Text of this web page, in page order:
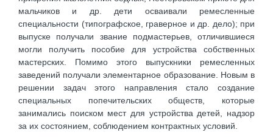
мальчиков и др. дети осваивали ремесленные
специальности (типографское, граверное и др. дело); при
выпуске получали звание подмастерьев, отличившиеся
могли получить пособие для устройства собственных
мастерских. Помимо этого выпускники ремесленных
заведений получали элементарное образование. Новым в
решении задач этого направления стало создание
специальных попечительских обществ, которые
занимались поиском мест для устройства детей, надзор
за их состоянием, соблюдением контрактных условий.